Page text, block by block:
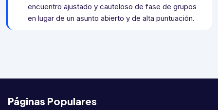
encuentro ajustado y cauteloso de fase de grupos
en lugar de un asunto abierto y de alta puntuación.
Páginas Populares